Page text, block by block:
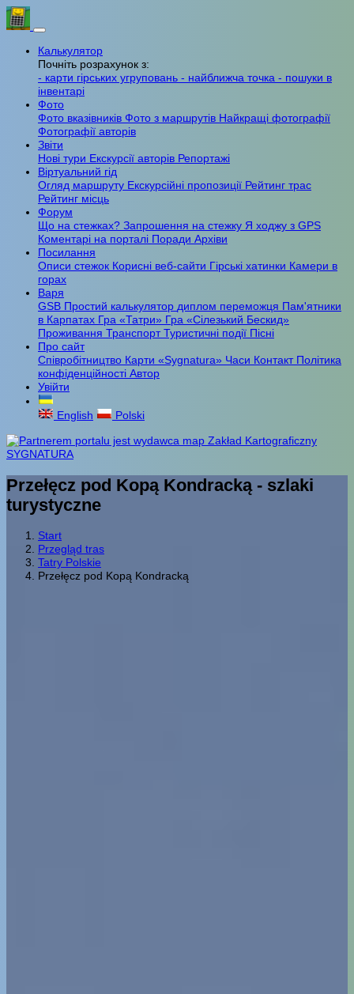
Калькулятор
Почніть розрахунок з:
- карти гірських угруповань - найближча точка - пошуки в
інвентарі
Фото
Фото вказівників Фото з маршрутів Найкращі фотографії
Фотографії авторів
Звіти
Нові тури Екскурсії авторів Репортажі
Віртуальний гід
Огляд маршруту Екскурсійні пропозиції Рейтинг трас
Рейтинг місць
Форум
Що на стежках? Запрошення на стежку Я ходжу з GPS
Коментарі на порталі Поради Архіви
Посилання
Описи стежок Корисні веб-сайти Гірські хатинки Камери в
горах
Варя
GSB Простий калькулятор диплом переможця Пам'ятники
в Карпатах Гра «Татри» Гра «Сілезький Бескид»
Проживання ТранспортТуристичні події Пісні
Про сайт
Співробітництво Карти «Sygnatura» Часи Контакт Політика
конфіденційності Автор
Увійти
English Polski
Przełęcz pod Kopą Kondracką - szlaki
turystyczne
Start
Przegląd tras
Tatry Polskie
Przełęcz pod Kopą Kondracką